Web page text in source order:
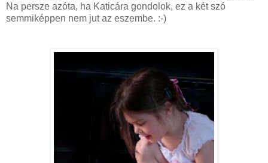
Na persze azóta, ha Katicára gondolok, ez a két szó
semmiképpen nem jut az eszembe. :-)